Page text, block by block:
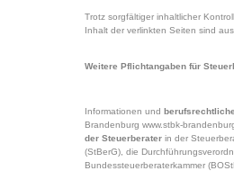
Trotz sorgfältiger inhaltlicher
Inhalt der verlinkten Seiten sind
Weitere Pflichtangaben für
Informationen und
Brandenburg www.stbk-
der Steuerberater in der
(StBerG), die
Bundessteuerberaterkammer